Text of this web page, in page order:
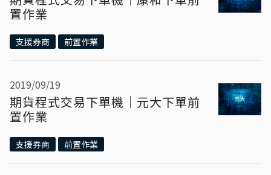
置作業
支援券商 前置作業
2019/09/19
期貨程式交易下單機｜元大下單前
置作業
支援券商 前置作業